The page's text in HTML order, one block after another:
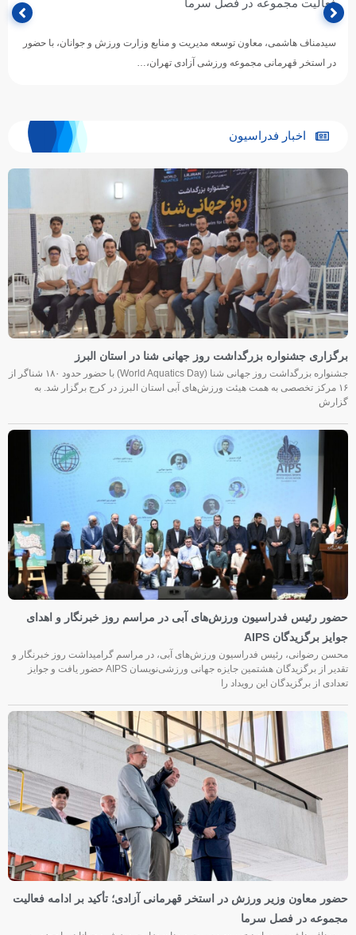
فعالیت مجموعه در فصل سرما
سیدمناف هاشمی، معاون توسعه مدیریت و منابع وزارت ورزش و جوانان، با حضور
در استخر قهرمانی مجموعه ورزشی آزادی تهران،…
اخبار فدراسیون
برگزاری جشنواره بزرگداشت روز جهانی شنا در استان البرز
جشنواره بزرگداشت روز جهانی شنا (World Aquatics Day) با حضور حدود ۱۸۰ شناگر از
۱۶ مرکز تخصصی به همت هیئت ورزش‌های آبی استان البرز در کرج برگزار شد. به
گزارش
حضور رئیس فدراسیون ورزش‌های آبی در مراسم روز خبرنگار و اهدای
جوایز برگزیدگان AIPS
محسن رضوانی، رئیس فدراسیون ورزش‌های آبی، در مراسم گرامیداشت روز خبرنگار و
تقدیر از برگزیدگان هشتمین جایزه جهانی ورزشی‌نویسان AIPS حضور یافت و جوایز
تعدادی از برگزیدگان این رویداد را
حضور معاون وزیر ورزش در استخر قهرمانی آزادی؛ تأکید بر ادامه فعالیت
مجموعه در فصل سرما